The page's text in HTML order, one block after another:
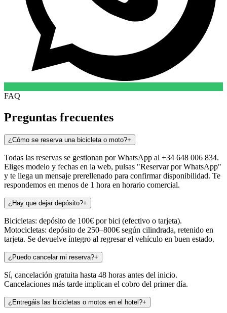
FAQ
Preguntas frecuentes
¿Cómo se reserva una bicicleta o moto?+
Todas las reservas se gestionan por WhatsApp al +34 648 006 834.
Eliges modelo y fechas en la web, pulsas "Reservar por WhatsApp"
y te llega un mensaje prerellenado para confirmar disponibilidad. Te
respondemos en menos de 1 hora en horario comercial.
¿Hay que dejar depósito?+
Bicicletas: depósito de 100€ por bici (efectivo o tarjeta).
Motocicletas: depósito de 250–800€ según cilindrada, retenido en
tarjeta. Se devuelve íntegro al regresar el vehículo en buen estado.
¿Puedo cancelar mi reserva?+
Sí, cancelación gratuita hasta 48 horas antes del inicio.
Cancelaciones más tarde implican el cobro del primer día.
¿Entregáis las bicicletas o motos en el hotel?+